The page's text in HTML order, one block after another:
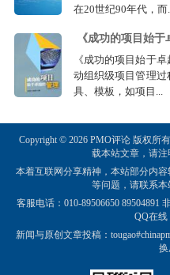
在20世纪90年代，而...
《成功的项目始于
《成功的项目始于
动组织级项目管理
具、模板，如项目...
Copyright © 2026 PMO评论 版权所
载本站文章，请
本着互联网分享精神，本站部分内
等问题，请联系
客服电话：010-89506650 89504891
QQ在线
新闻与原创文章投稿：
换